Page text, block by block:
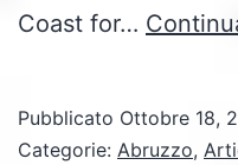
Coast for…
Pubblicato Ottobre 18,
Categorie: Abruzzo,